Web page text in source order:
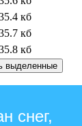
кб
кб
кб
выделенные
снег,